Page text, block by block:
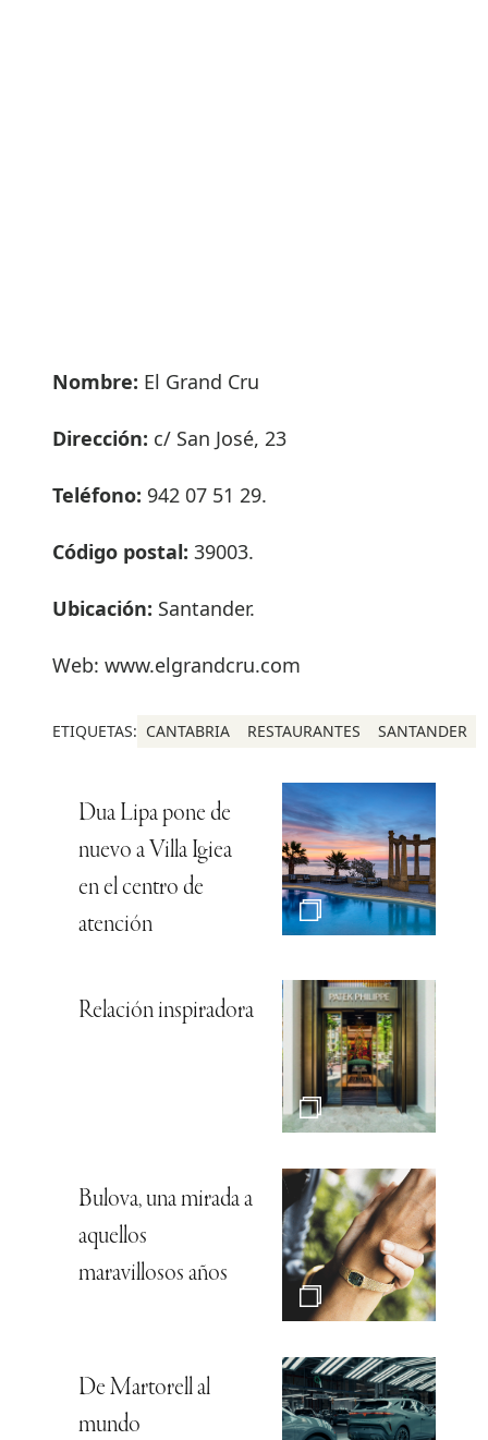
Nombre: El Grand Cru
Dirección: c/ San José, 23
Teléfono: 942 07 51 29.
Código postal: 39003.
Ubicación: Santander.
Web: www.elgrandcru.com
ETIQUETAS: CANTABRIA RESTAURANTES SANTANDER
Dua Lipa pone de
nuevo a Villa Igiea
en el centro de
atención
Relación inspiradora
Bulova, una mirada a
aquellos
maravillosos años
De Martorell al
mundo